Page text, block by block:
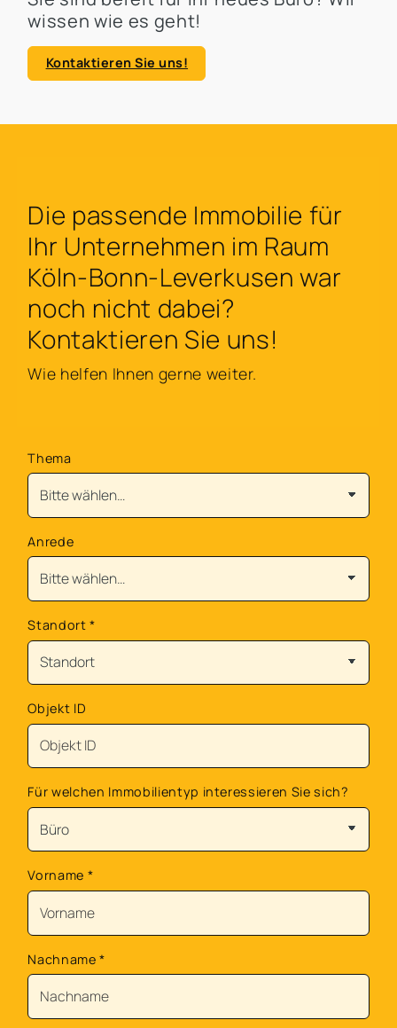
wissen wie es geht!
Kontaktieren Sie uns!
Die passende Immobilie für
Ihr Unternehmen im Raum
Köln-Bonn-Leverkusen war
noch nicht dabei?
Kontaktieren Sie uns!
Wie helfen Ihnen gerne weiter.
Thema
Anrede
Standort*
Objekt ID
Für welchen Immobilientyp interessieren Sie sich?
Vorname *
Nachname*